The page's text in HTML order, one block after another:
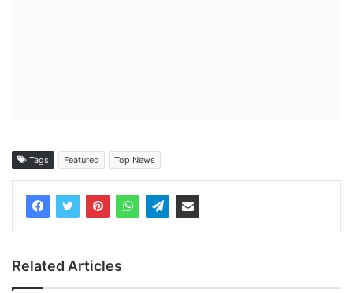
Tags Featured Top News
Related Articles